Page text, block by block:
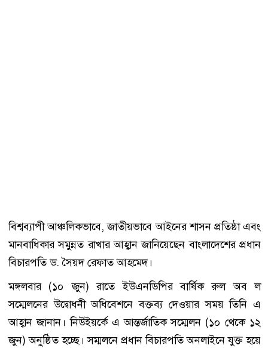
বিশ্বব্যাপী আঞ্চলিকভাবে, জাতীয়ভাবে আইনের শাসন প্রতিষ্ঠা এবং
মানবাধিকার সমুন্নত রাখার আহ্বান জানিয়েছেন বাংলাদেশের প্রধান
বিচারপতি ড. সৈয়দ রেফাত আহমেদ।
মঙ্গলবার (১০ জুন) রাতে ইউএনডিপির বার্ষিক রুল অব ল
সম্মেলনের উদ্বোধনী অধিবেশনে বক্তব্য দেওয়ার সময় তিনি এ
আহ্বান জানান। নিউইয়র্কে এ আন্তর্জাতিক সম্মেলন (১০ থেকে ১২
জুন) অনুষ্ঠিত হচ্ছে। সম্মলনে প্রধান বিচারপতি অনলাইনে যুক্ত হয়ে